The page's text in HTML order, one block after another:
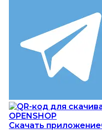
Скачать приложение